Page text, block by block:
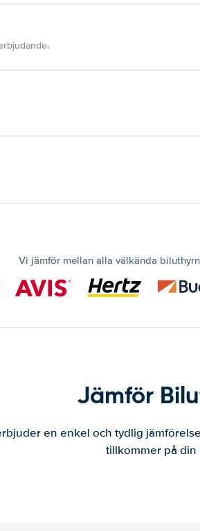
Vi jämför mellan alla välkända
Jämför
en enkel och tydlig
tillkommer på din